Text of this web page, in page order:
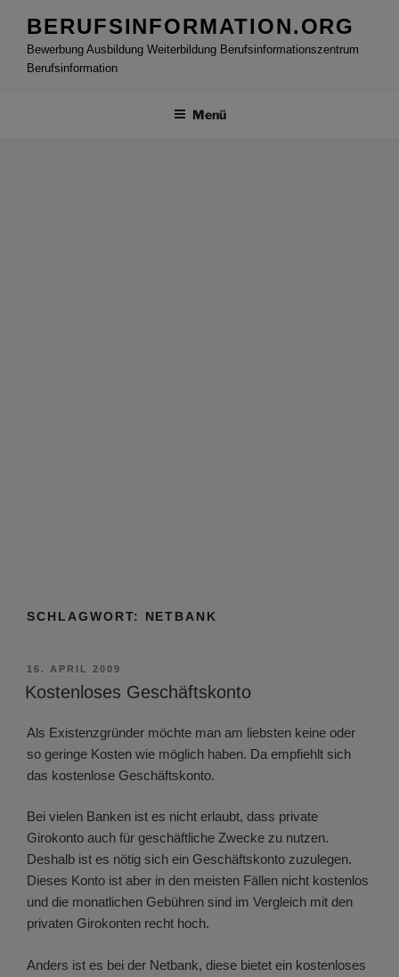
Inhalt
springen
BERUFSINFORMATION.ORG
Bewerbung Ausbildung Weiterbildung Berufsinformationszentrum
Berufsinformation
Menü
SCHLAGWORT: NETBANK
VERÖFFENTLICHT
AM
16. APRIL 2009
Kostenloses Geschäftskonto
Als Existenzgründer möchte man am liebsten keine oder
so geringe Kosten wie möglich haben. Da empfiehlt sich
das kostenlose Geschäftskonto.
Bei vielen Banken ist es nicht erlaubt, dass private
Girokonto auch für geschäftliche Zwecke zu nutzen.
Deshalb ist es nötig sich ein Geschäftskonto zuzulegen.
Dieses Konto ist aber in den meisten Fällen nicht kostenlos
und die monatlichen Gebühren sind im Vergleich mit den
privaten Girokonten recht hoch.
Anders ist es bei der Netbank, diese bietet ein kostenloses